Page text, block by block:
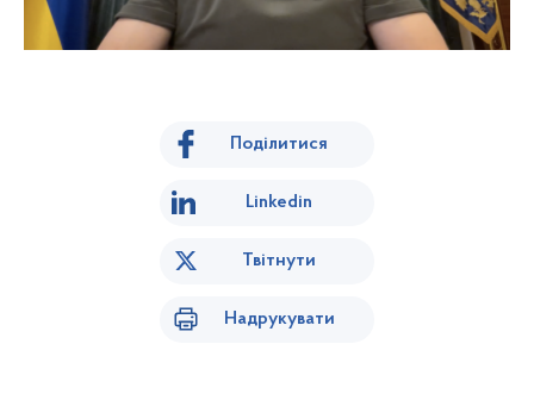
Поділитися
Linkedin
Твітнути
Надрукувати